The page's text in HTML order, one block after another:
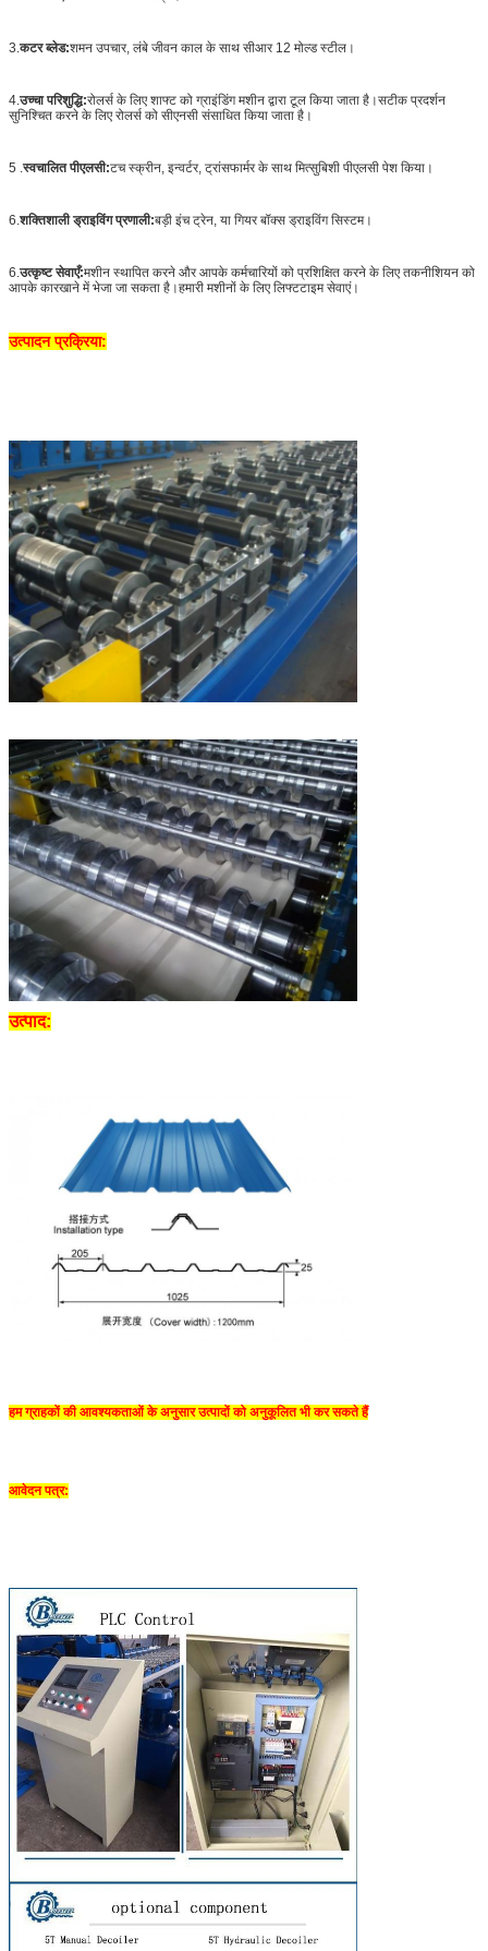
3.कटर ब्लेड:शमन उपचार, लंबे जीवन काल के साथ सीआर 12 मोल्ड स्टील।
4.उच्चा परिशुद्धि:रोलर्स के लिए शाफ्ट को ग्राइंडिंग मशीन द्वारा टूल किया जाता है।सटीक प्रदर्शन
सुनिश्चित करने के लिए रोलर्स को सीएनसी संसाधित किया जाता है।
5 .स्वचालित पीएलसी:टच स्क्रीन, इन्वर्टर, ट्रांसफार्मर के साथ मित्सुबिशी पीएलसी पेश किया।
6.शक्तिशाली ड्राइविंग प्रणाली:बड़ी इंच ट्रेन, या गियर बॉक्स ड्राइविंग सिस्टम।
6.उत्कृष्ट सेवाएँ:मशीन स्थापित करने और आपके कर्मचारियों को प्रशिक्षित करने के लिए तकनीशियन को
आपके कारखाने में भेजा जा सकता है।हमारी मशीनों के लिए लिफ्टटाइम सेवाएं।
उत्पादन प्रक्रिया:
उत्पाद:
हम ग्राहकों की आवश्यकताओं के अनुसार उत्पादों को अनुकूलित भी कर सकते हैं
आवेदन पत्र: